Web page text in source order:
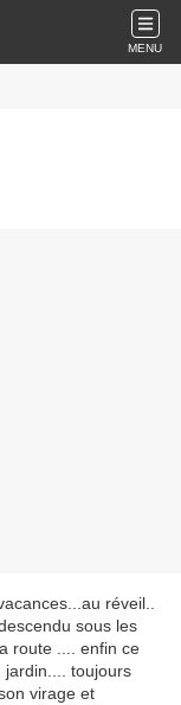
MENU
réveil..
sous les
route .... enfin ce
toujours
virage et